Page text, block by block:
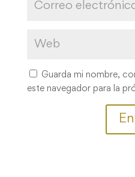
Guarda mi nombre,
este navegador para la